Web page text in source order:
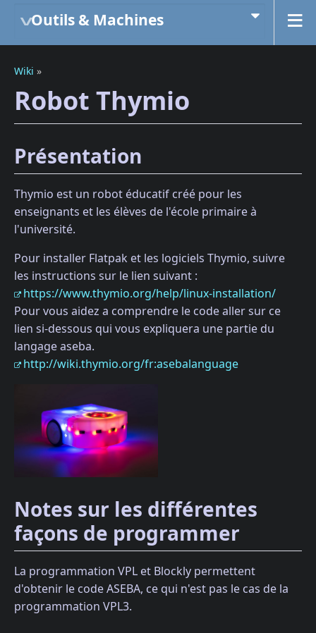
Outils & Machines
Wiki »
Robot Thymio
Présentation
Thymio est un robot éducatif créé pour les
enseignants et les élèves de l'école primaire à
l'université.
Pour installer Flatpak et les logiciels Thymio, suivre
les instructions sur le lien suivant :
https://www.thymio.org/help/linux-installation/
Pour vous aidez a comprendre le code aller sur ce
lien si-dessous qui vous expliquera une partie du
langage aseba.
http://wiki.thymio.org/fr:asebalanguage
Notes sur les différentes
façons de programmer
La programmation VPL et Blockly permettent
d'obtenir le code ASEBA, ce qui n'est pas le cas de la
programmation VPL3.